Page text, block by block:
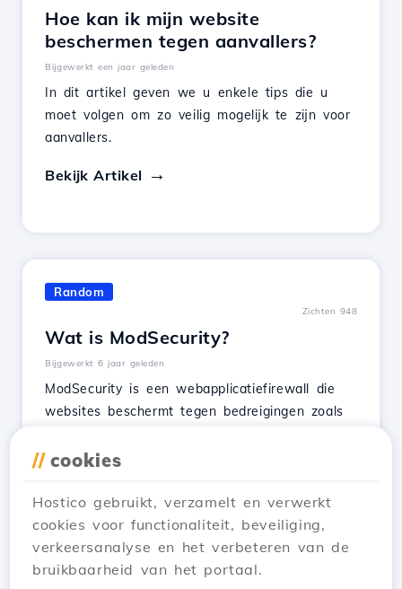
Hoe kan ik mijn website
beschermen tegen aanvallers?
Bijgewerkt een jaar geleden
In dit artikel geven we u enkele tips die u
moet volgen om zo veilig mogelijk te zijn voor
aanvallers.
Bekijk Artikel
Random
Zichten 948
Wat is ModSecurity?
Bijgewerkt 6 jaar geleden
ModSecurity is een webapplicatiefirewall die
websites beschermt tegen bedreigingen zoals
sessieovernamen.
Bekijk Artikel
// cookies
Hostico gebruikt, verzamelt en verwerkt
cookies voor functionaliteit, beveiliging,
verkeersanalyse en het verbeteren van de
bruikbaarheid van het portaal.